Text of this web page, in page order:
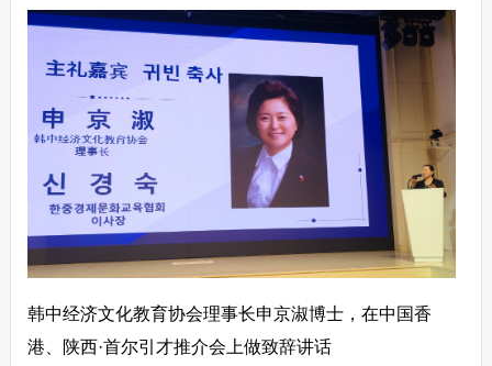
韩中经济文化教育协会理事长申京淑博士，在中国香
港、陕西·首尔引才推介会上做致辞讲话